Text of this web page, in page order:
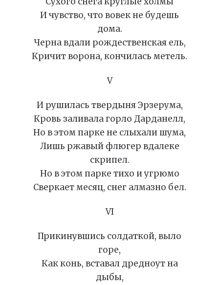
И чувство, что вовек не будешь
дома.
Черна вдали рождественская ель,
Кричит ворона, кончилась метель.
V
И рушилась твердыня Эрзерума,
Кровь заливала горло Дарданелл,
Но в этом парке не слыхали шума,
Лишь ржавый флюгер вдалеке
скрипел.
Но в этом парке тихо и угрюмо
Сверкает месяц, снег алмазно бел.
VI
Прикинувшись солдаткой, выло
горе,
Как конь, вставал дредноут на
дыбы,